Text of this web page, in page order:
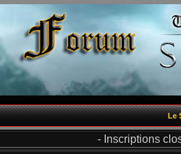
Le
- Inscriptions